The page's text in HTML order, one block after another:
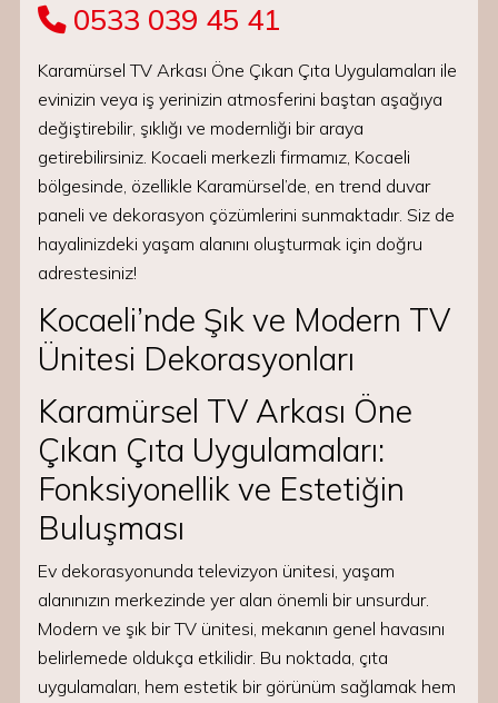
0533 039 45 41
Karamürsel TV Arkası Öne Çıkan Çıta Uygulamaları ile
evinizin veya iş yerinizin atmosferini baştan aşağıya
değiştirebilir, şıklığı ve modernliği bir araya
getirebilirsiniz. Kocaeli merkezli firmamız, Kocaeli
bölgesinde, özellikle Karamürsel’de, en trend duvar
paneli ve dekorasyon çözümlerini sunmaktadır. Siz de
hayalinizdeki yaşam alanını oluşturmak için doğru
adrestesiniz!
Kocaeli’nde Şık ve Modern TV
Ünitesi Dekorasyonları
Karamürsel TV Arkası Öne
Çıkan Çıta Uygulamaları:
Fonksiyonellik ve Estetiğin
Buluşması
Ev dekorasyonunda televizyon ünitesi, yaşam
alanınızın merkezinde yer alan önemli bir unsurdur.
Modern ve şık bir TV ünitesi, mekanın genel havasını
belirlemede oldukça etkilidir. Bu noktada, çıta
uygulamaları, hem estetik bir görünüm sağlamak hem